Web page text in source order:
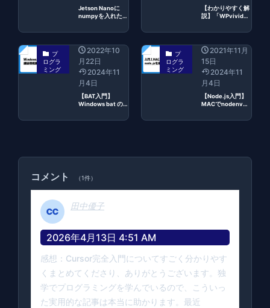
Jetson Nanoに
numpyを入れた際
【わかりやすく解
説】「WPvivid
でWordPressの移
プ
ログラ
ミング
2022年10
月22日
2024年11
月4日
【BAT入門】
Windows bat の
環境変数で変数を
プ
ログラ
ミング
2021年11月
15日
2024年11
月4日
【Node.js入門】
MACでnodenv経
入する方法
コメント （1件）
田中優子
2026年4月13日 4:51 AM
感想：Cursor完全入門についてすごく分かりやす
くまとめてくださり、ありがとうございます。独
学でプログラミングを学んでいるので、こういっ
た実用的な記事は本当に助かります。最近